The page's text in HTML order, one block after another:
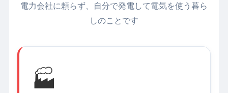
電力会社に頼らず、自分で発電して電気を使う暮ら
しのことです
🏭